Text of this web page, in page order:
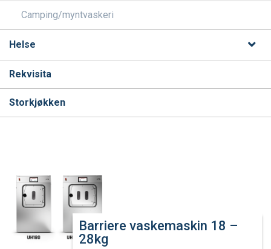
Camping/myntvaskeri
Helse
Rekvisita
Storkjøkken
Barriere vaskemaskin 18 –
28kg